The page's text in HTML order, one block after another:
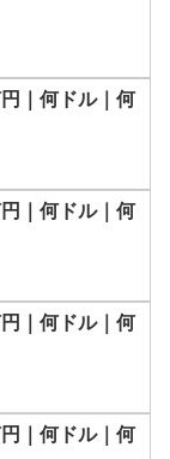
｜何ドル｜何
｜何ドル｜何
｜何ドル｜何
｜何ドル｜何